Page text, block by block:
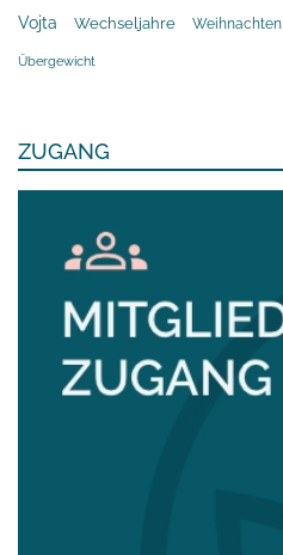
Vojta Wechseljahre Weihnachten
Übergewicht
ZUGANG